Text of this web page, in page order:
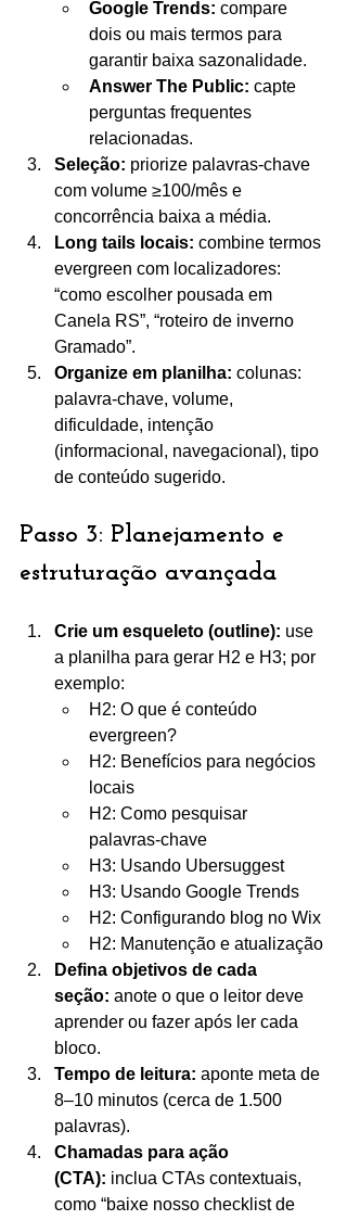
Google Trends: compare
dois ou mais termos para
garantir baixa sazonalidade.
Answer The Public: capte
perguntas frequentes
relacionadas.
Seleção: priorize palavras-chave
com volume ≥100/mês e
concorrência baixa a média.
Long tails locais: combine termos
evergreen com localizadores:
“como escolher pousada em
Canela RS”, “roteiro de inverno
Gramado”.
Organize em planilha: colunas:
palavra‑chave, volume,
dificuldade, intenção
(informacional, navegacional), tipo
de conteúdo sugerido.
Passo 3: Planejamento e
estruturação avançada
Crie um esqueleto (outline): use
a planilha para gerar H2 e H3; por
exemplo:
H2: O que é conteúdo
evergreen?
H2: Benefícios para negócios
locais
H2: Como pesquisar
palavras‑chave
H3: Usando Ubersuggest
H3: Usando Google Trends
H2: Configurando blog no Wix
H2: Manutenção e atualização
Defina objetivos de cada
seção: anote o que o leitor deve
aprender ou fazer após ler cada
bloco.
Tempo de leitura: aponte meta de
8–10 minutos (cerca de 1.500
palavras).
Chamadas para ação
(CTA): inclua CTAs contextuais,
como “baixe nosso checklist de